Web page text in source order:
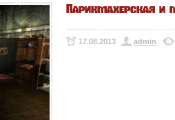
Парикмахерская и
17.08.2013 admin